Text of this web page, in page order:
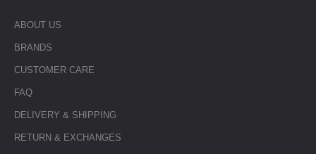
ABOUT US
BRANDS
CUSTOMER CARE
FAQ
DELIVERY & SHIPPING
RETURN & EXCHANGES